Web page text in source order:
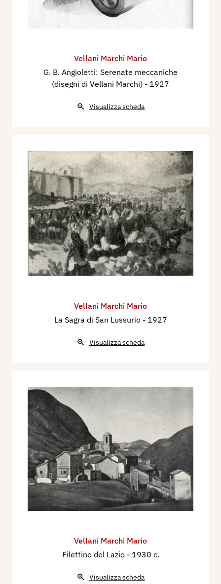
Vellani Marchi Mario
G. B. Angioletti: Serenate meccaniche
(disegni di Vellani Marchi) - 1927
Visualizza scheda
Vellani Marchi Mario
La Sagra di San Lussurio - 1927
Visualizza scheda
Vellani Marchi Mario
Filettino del Lazio - 1930 c.
Visualizza scheda